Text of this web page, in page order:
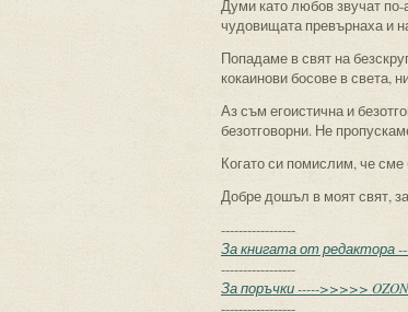
Думи като любов звучат
чудовищата превърнаха и
Попадаме в свят на
кокаинови босове в света,
Аз съм егоистична и
безотговорни. Не
Когато си помислим, че
Добре дошъл в моят свят,
-----------------
За книгата от редактора
-----------------
За поръчки ----->>>>>
-----------------